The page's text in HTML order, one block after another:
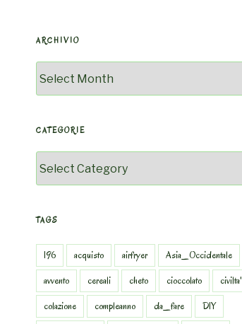
ARCHIVIO
CATEGORIE
TAGS
196 acquisto airfryer
Asia_Occidentale
avvento
cereali cheto cioccolato
civilta'
colazione
compleanno da_fare
DIY